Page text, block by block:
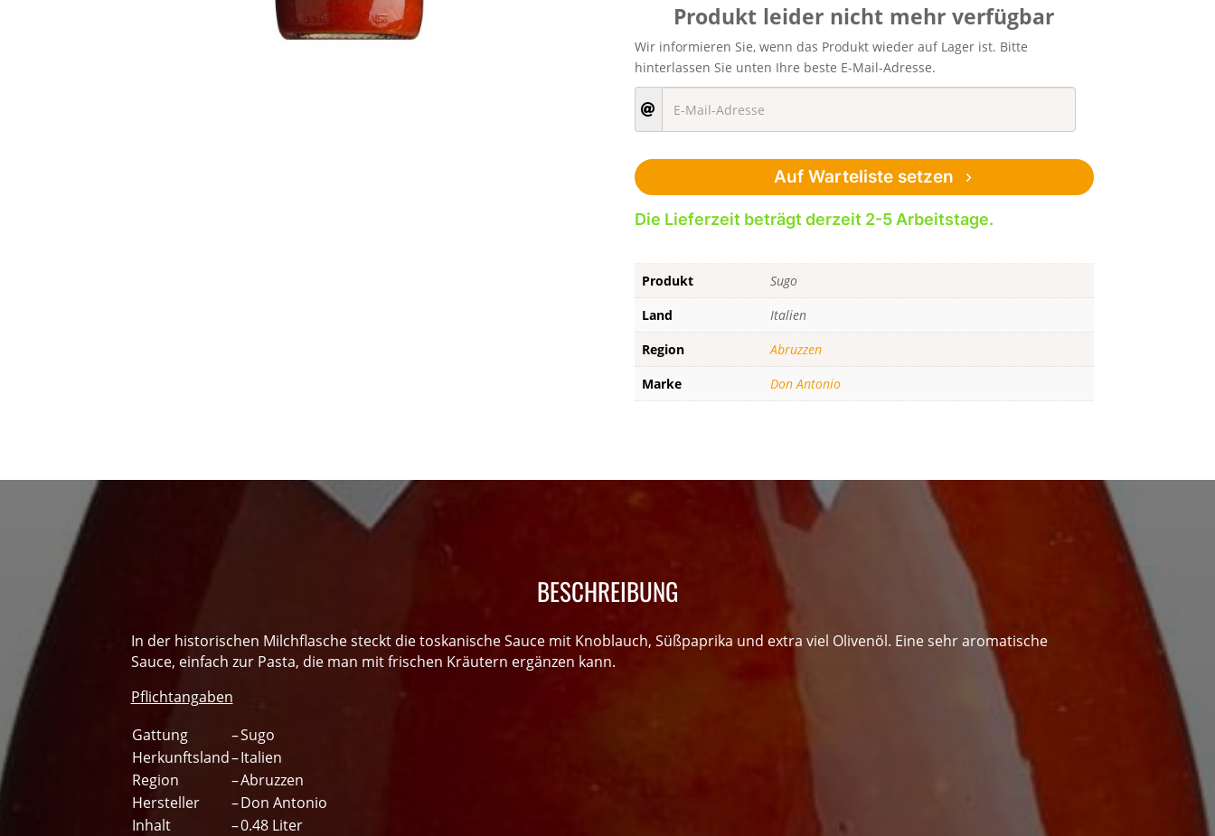
Produkt leider nicht mehr verfügbar
Wir informieren Sie, wenn das Produkt wieder auf Lager ist. Bitte
hinterlassen Sie unten Ihre beste E-Mail-Adresse.
Auf Warteliste setzen
Die Lieferzeit beträgt derzeit 2-5 Arbeitstage.
Produkt
Sugo
Land
Italien
Region
Abruzzen
Marke
Don Antonio
BESCHREIBUNG
In der historischen Milchflasche steckt die toskanische Sauce mit Knoblauch, Süßpaprika und extra viel Olivenöl. Eine sehr aromatische
Sauce, einfach zur Pasta, die man mit frischen Kräutern ergänzen kann.
Pflichtangaben
Gattung
–Sugo
Herkunftsland–Italien
Region
–Abruzzen
Hersteller
–Don Antonio
Inhalt
–0.48 Liter